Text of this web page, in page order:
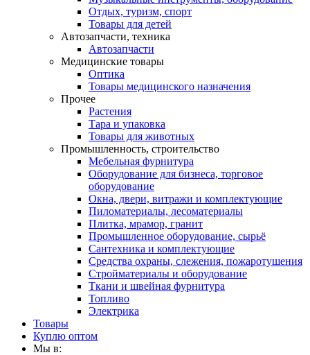
Отдых, туризм, спорт
Товары для детей
Автозапчасти, техника
Автозапчасти
Медицинские товары
Оптика
Товары медицинского назначения
Прочее
Растения
Тара и упаковка
Товары для животных
Промышленность, строительство
Мебельная фурнитура
Оборудование для бизнеса, торговое
оборудование
Окна, двери, витражи и комплектующие
Пиломатериалы, лесоматериалы
Плитка, мрамор, гранит
Промышленное оборудование, сырьё
Сантехника и комплектующие
Средства охраны, слежения, пожаротушения
Стройматериалы и оборудование
Ткани и швейная фурнитура
Топливо
Электрика
Товары
Куплю оптом
Мы в: